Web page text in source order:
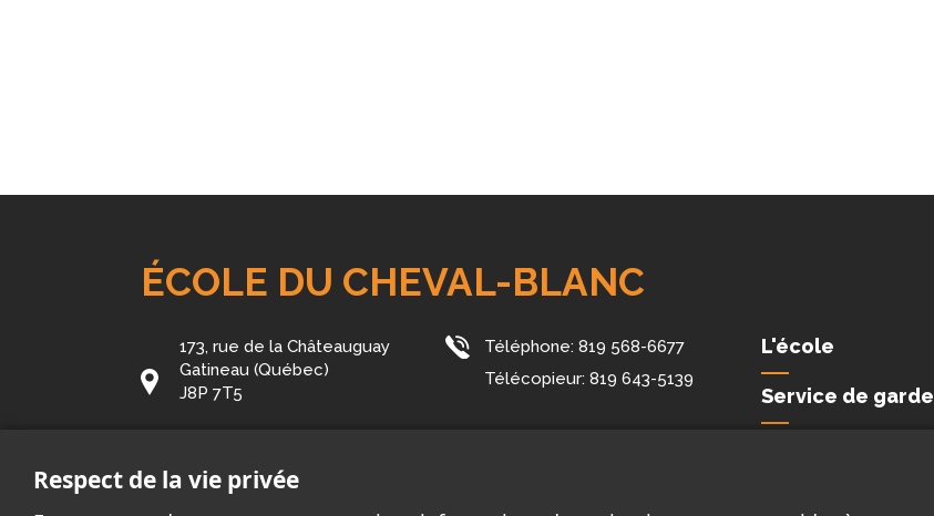
ÉCOLE DU CHEVAL-BLANC
173, rue de la Châteauguay
Gatineau (Québec)
J8P 7T5
Téléphone: 819 568-6677
Télécopieur: 819 643-5139
Courriel:chevalblanc@cssd.gouv.qc.ca
L'école
Service de garde
Respect de la vie privée